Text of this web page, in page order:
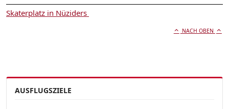
Skaterplatz in Nüziders
NACH OBEN
AUSFLUGSZIELE